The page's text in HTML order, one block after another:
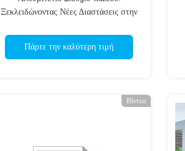
Ξεκλειδώνοντας Νέες Διαστάσεις στην
Πάρτε την καλύτερη τιμή
Βίντεο